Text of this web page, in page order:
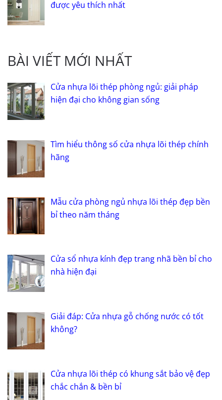
được yêu thích nhất
BÀI VIẾT MỚI NHẤT
Cửa nhựa lõi thép phòng ngủ: giải pháp
hiện đại cho không gian sống
Tìm hiểu thông số cửa nhựa lõi thép chính
hãng
Mẫu cửa phòng ngủ nhựa lõi thép đẹp bền
bỉ theo năm tháng
Cửa sổ nhựa kính đẹp trang nhã bền bỉ cho
nhà hiện đại
Giải đáp: Cửa nhựa gỗ chống nước có tốt
không?
Cửa nhựa lõi thép có khung sắt bảo vệ đẹp
chắc chắn & bền bỉ